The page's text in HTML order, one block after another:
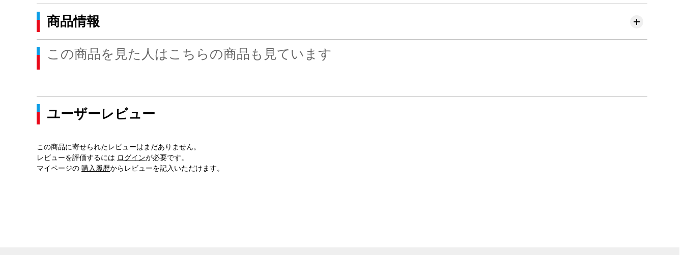
商品情報
この商品を見た人はこちらの商品も見ています
ユーザーレビュー
この商品に寄せられたレビューはまだありません。
レビューを評価するには ログインが必要です。
マイページの 購入履歴からレビューを記入いただけます。